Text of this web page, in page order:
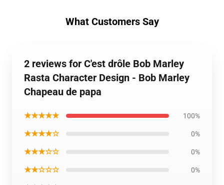
What Customers Say
2 reviews for C'est drôle Bob Marley
Rasta Character Design - Bob Marley
Chapeau de papa
★★★★★ 100%
★★★★☆ 0%
★★★☆☆ 0%
★★☆☆☆ 0%